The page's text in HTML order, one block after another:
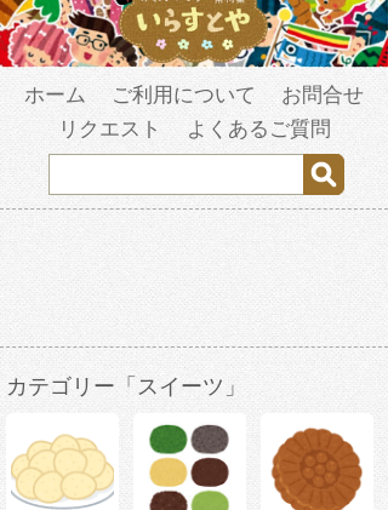
ホーム ご利用について
お問合せ
リクエスト
よくあるご質問
カテゴリー「スイーツ」